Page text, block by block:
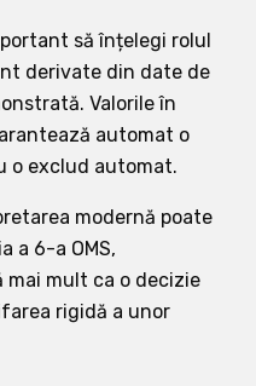
să înțelegi rolul
derivate din date de
Valorile în
automat o
o exclud automat.
modernă poate
a 6-a OMS,
mult ca o decizie
rigidă a unor